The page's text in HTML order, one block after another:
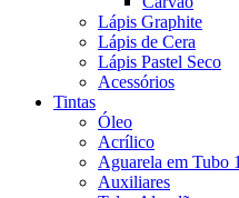
Lápis Graphite
Lápis de Cera
Lápis Pastel Seco
Acessórios
Tintas
Óleo
Acrílico
Aguarela em Tubo
Auxiliares